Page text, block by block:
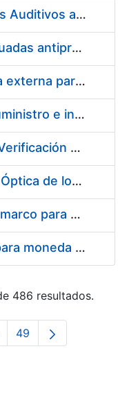
Suministro de Protectores Auditivos a medida para las personas trabajadoras de los Centros de Trabajo de Madrid y Burgos
Suministro de gafas graduadas antiproyecciones para los trabajadores de la FNMT-RCM en los centros de trabajo de Madrid y Burgos
Servicios de una empresa externa para el asesoramiento y resolución de los recursos de alzada que se presentan relacionados con procesos de selección para la FNMT-RCM
Acuerdo marco para el suministro e instalación de persianas, estores y otros complementos
Servicio de Calibración y Verificación Externa de los Equipos de Medición del Servicio de Prevención de la FNMT-RCM
Conexión mediante Fibra Óptica de los Centros de Proceso de Datos (CPDs) de las sedes de la FNMT-RCM de Burgos y Madrid
Contratación de acuerdo marco para el Suministro de Material de Electricidad para la Fábrica Nacional de Moneda y Timbre-Real Casa de la Moneda en su centro de trabajo de Burgos
Suministro de estuches para moneda de 30 €
486 resultados.
intermedias Use
Página
49